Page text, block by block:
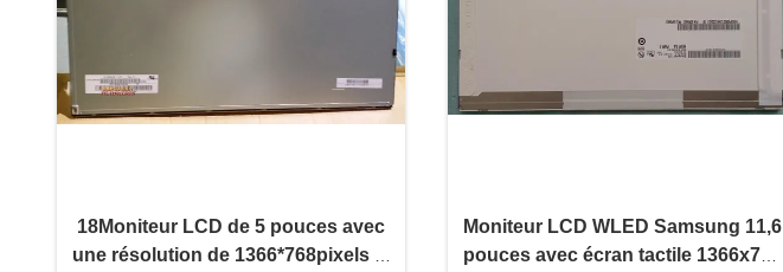
18Moniteur LCD de 5 pouces avec
une résolution de 1366*768pixels et
Moniteur LCD WLED Samsung 11,6
pouces avec écran tactile 1366x768